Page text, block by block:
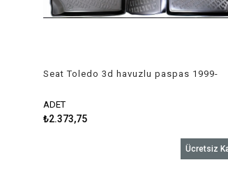
Seat Toledo 3d havuzlu paspas 1999-
ADET
₺2.373,75
Ücretsiz